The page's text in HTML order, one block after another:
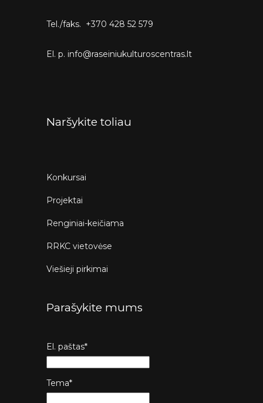
Tel./faks. +370 428 52 579
El. p. info@raseiniukulturoscentras.lt
Naršykite toliau
Konkursai
Projektai
Renginiai-keičiama
RRKC vietovėse
Viešieji pirkimai
Parašykite mums
El. paštas*
Tema*